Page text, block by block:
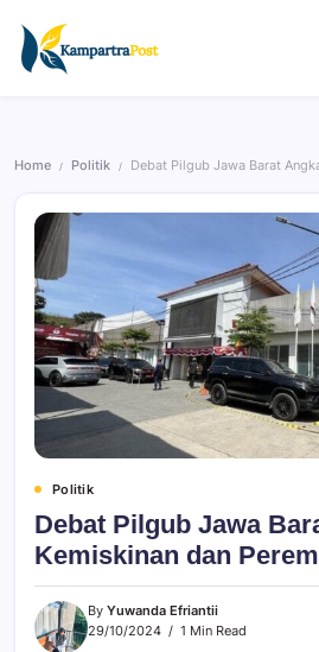
Home / Politik / Debat Pilgub Jawa Barat
Politik
Debat Pilgub Jawa
Kemiskinan dan
By Yuwanda Efriantii
29/10/2024
1 Min Read